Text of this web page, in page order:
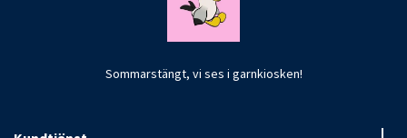
Sommarstängt, vi ses i garnkiosken!